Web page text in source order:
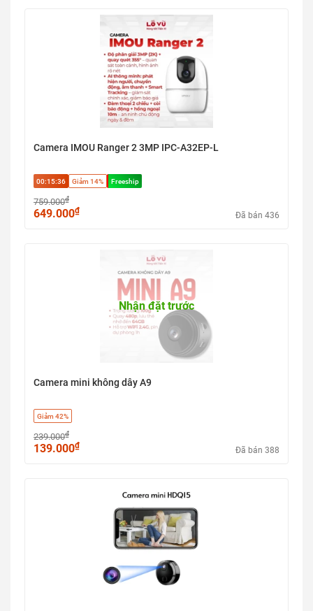
Camera IMOU Ranger 2 3MP IPC-A32EP-L
00:15:35 Giảm 14% Freeship
759.000₫
649.000₫ Đã bán 436
Nhận đặt trước
Camera mini không dây A9
Giảm 42%
239.000₫
139.000₫ Đã bán 388